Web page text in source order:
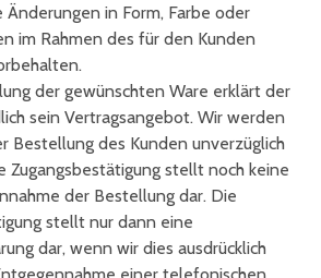
Änderungen in Form, Farbe oder
im Rahmen des für den Kunden
der gewünschten Ware erklärt der
sein Vertragsangebot. Wir werden
Bestellung des Kunden unverzüglich
Zugangsbestätigung stellt noch keine
der Bestellung dar. Die
stellt nur dann eine
dar, wenn wir dies ausdrücklich